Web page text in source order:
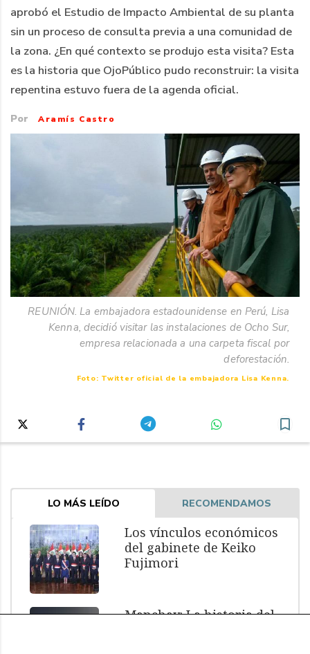
aprobó el Estudio de Impacto Ambiental de su planta
sin un proceso de consulta previa a una comunidad de
la zona. ¿En qué contexto se produjo esta visita? Esta
es la historia que OjoPúblico pudo reconstruir: la visita
repentina estuvo fuera de la agenda oficial.
Por Aramís Castro
REUNIÓN. La embajadora estadounidense en Perú, Lisa
Kenna, decidió visitar las instalaciones de Ocho Sur,
empresa relacionada a una carpeta fiscal por
deforestación.
Foto: Twitter oficial de la embajadora Lisa Kenna.
LO MÁS LEÍDO RECOMENDAMOS
Los vínculos económicos
del gabinete de Keiko
Fujimori
Manchay: La historia del